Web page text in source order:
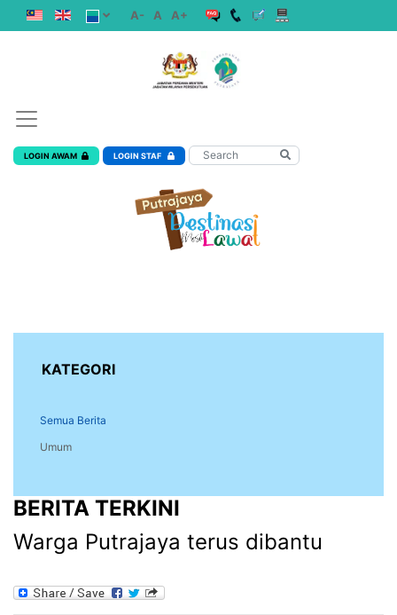
A- A A+
LOGIN AWAM LOGIN STAF
KATEGORI
Semua Berita
Umum
BERITA TERKINI
Warga Putrajaya terus dibantu